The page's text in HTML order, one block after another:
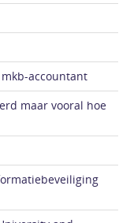
accountant
maar vooral hoe